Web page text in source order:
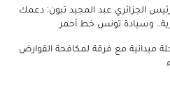
الجزائري عبد المجيد تبون: دعمك
وسيادة تونس خط أحمر
ميدانية مع فرقة لمكافحة القوارض